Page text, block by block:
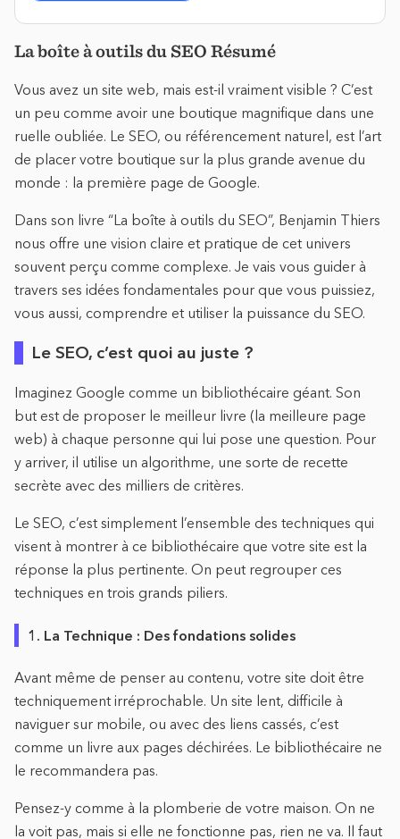
La boîte à outils du SEO Résumé
Vous avez un site web, mais est-il vraiment visible ? C’est
un peu comme avoir une boutique magnifique dans une
ruelle oubliée. Le SEO, ou référencement naturel, est l’art
de placer votre boutique sur la plus grande avenue du
monde : la première page de Google.
Dans son livre “La boîte à outils du SEO”, Benjamin Thiers
nous offre une vision claire et pratique de cet univers
souvent perçu comme complexe. Je vais vous guider à
travers ses idées fondamentales pour que vous puissiez,
vous aussi, comprendre et utiliser la puissance du SEO.
Le SEO, c’est quoi au juste ?
Imaginez Google comme un bibliothécaire géant. Son
but est de proposer le meilleur livre (la meilleure page
web) à chaque personne qui lui pose une question. Pour
y arriver, il utilise un algorithme, une sorte de recette
secrète avec des milliers de critères.
Le SEO, c’est simplement l’ensemble des techniques qui
visent à montrer à ce bibliothécaire que votre site est la
réponse la plus pertinente. On peut regrouper ces
techniques en trois grands piliers.
1. La Technique : Des fondations solides
Avant même de penser au contenu, votre site doit être
techniquement irréprochable. Un site lent, difficile à
naviguer sur mobile, ou avec des liens cassés, c’est
comme un livre aux pages déchirées. Le bibliothécaire ne
le recommandera pas.
Pensez-y comme à la plomberie de votre maison. On ne
la voit pas, mais si elle ne fonctionne pas, rien ne va. Il faut